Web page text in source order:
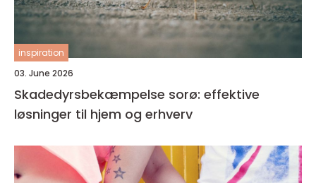
inspiration
03. June 2026
Skadedyrsbekæmpelse sorø: effektive
løsninger til hjem og erhverv